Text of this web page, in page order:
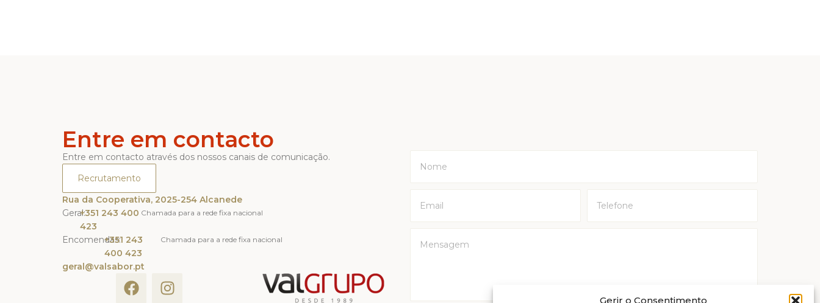
Gerir o Consentimento
Entre em contacto
Entre em contacto através dos nossos canais de comunicação.
Recrutamento
Rua da Cooperativa, 2025-254 Alcanede
Geral:+351 243 400
423
Chamada para a rede fixa nacional
Encomendas:+351 243
400 423
Chamada para a rede fixa nacional
geral@valsabor.pt